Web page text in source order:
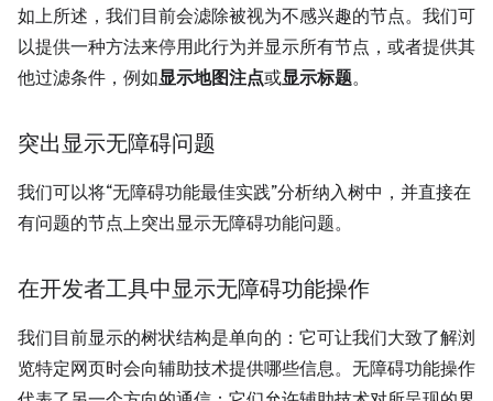
如上所述，我们目前会滤除被视为不感兴趣的节点。我们可
以提供一种方法来停用此行为并显示所有节点，或者提供其
他过滤条件，例如显示地图注点或显示标题。
突出显示无障碍问题
我们可以将“无障碍功能最佳实践”分析纳入树中，并直接在
有问题的节点上突出显示无障碍功能问题。
在开发者工具中显示无障碍功能操作
我们目前显示的树状结构是单向的：它可让我们大致了解浏
览特定网页时会向辅助技术提供哪些信息。无障碍功能操作